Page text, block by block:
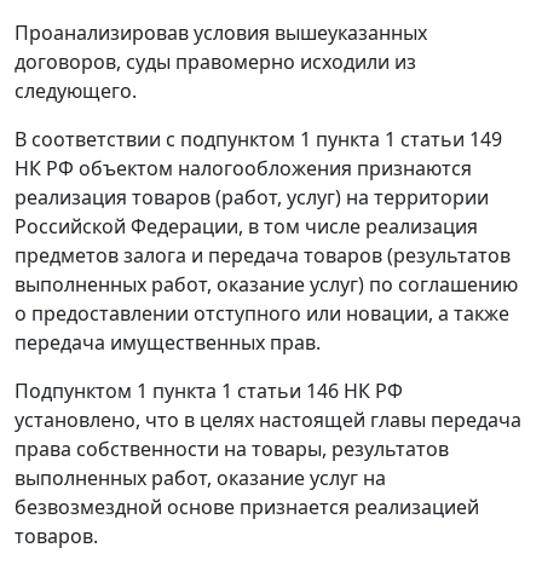
Проанализировав условия вышеуказанных
договоров, суды правомерно исходили из
следующего.
В соответствии с подпунктом 1 пункта 1 статьи 149
НК РФ объектом налогообложения признаются
реализация товаров (работ, услуг) на территории
Российской Федерации, в том числе реализация
предметов залога и передача товаров (результатов
выполненных работ, оказание услуг) по соглашению
о предоставлении отступного или новации, а также
передача имущественных прав.
Подпунктом 1 пункта 1 статьи 146 НК РФ
установлено, что в целях настоящей главы передача
права собственности на товары, результатов
выполненных работ, оказание услуг на
безвозмездной основе признается реализацией
товаров.